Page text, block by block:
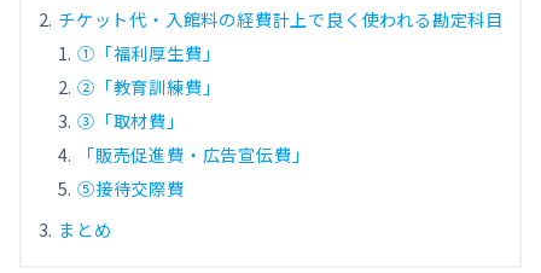
チケット代・入館料の経費計上で良く使われる勘定科目
①「福利厚生費」
②「教育訓練費」
③「取材費」
「販売促進費・広告宣伝費」
⑤接待交際費
まとめ